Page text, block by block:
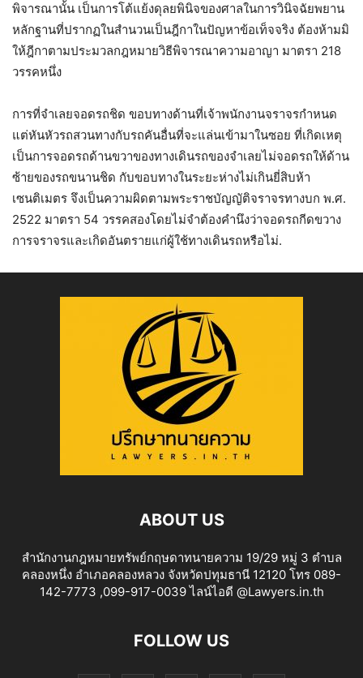
พิจารณานั้น เป็นการโต้แย้งดุลยพินิจของศาลในการวินิจฉัยพยาน
หลักฐานที่ปรากฏในสำนวนเป็นฎีกาในปัญหาข้อเท็จจริง ต้องห้ามมิ
ให้ฎีกาตามประมวลกฎหมายวิธีพิจารณาความอาญา มาตรา 218
วรรคหนึ่ง
การที่จำเลยจอดรถชิด ขอบทางด้านที่เจ้าพนักงานจราจรกำหนด
แต่หันหัวรถสวนทางกับรถคันอื่นที่จะแล่นเข้ามาในซอย ที่เกิดเหตุ
เป็นการจอดรถด้านขวาของทางเดินรถของจำเลยไม่จอดรถให้ด้าน
ซ้ายของรถขนานชิด กับขอบทางในระยะห่างไม่เกินยี่สิบห้า
เซนติเมตร จึงเป็นความผิดตามพระราชบัญญัติจราจรทางบก พ.ศ.
2522 มาตรา 54 วรรคสองโดยไม่จำต้องคำนึงว่าจอดรถกีดขวาง
การจราจรและเกิดอันตรายแก่ผู้ใช้ทางเดินรถหรือไม่.
ABOUT US
สำนักงานกฎหมายทรัพย์กฤษดาทนายความ 19/29 หมู่ 3 ตำบล
คลองหนึ่ง อำเภอคลองหลวง จังหวัดปทุมธานี 12120 โทร 089-
142-7773 ,099-917-0039 ไลน์ไอดี @Lawyers.in.th
FOLLOW US